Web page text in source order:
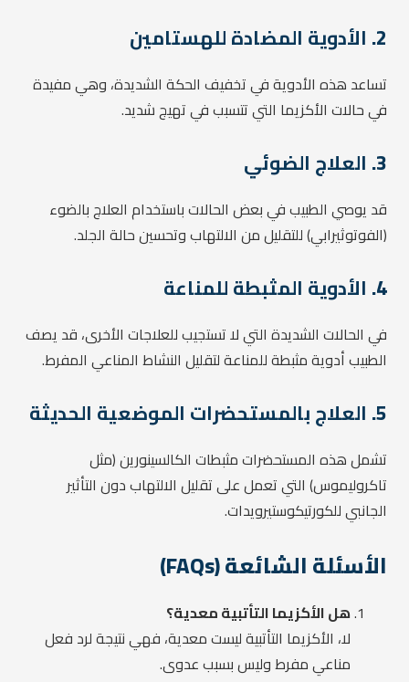
2. الأدوية المضادة للهستامين
تساعد هذه الأدوية في تخفيف الحكة الشديدة، وهي مفيدة
في حالات الأكزيما التي تتسبب في تهيج شديد.
3. العلاج الضوئي
قد يوصي الطبيب في بعض الحالات باستخدام العلاج بالضوء
(الفوتوثيرابي) للتقليل من الالتهاب وتحسين حالة الجلد.
4. الأدوية المثبطة للمناعة
في الحالات الشديدة التي لا تستجيب للعلاجات الأخرى، قد يصف
الطبيب أدوية مثبطة للمناعة لتقليل النشاط المناعي المفرط.
5. العلاج بالمستحضرات الموضعية الحديثة
تشمل هذه المستحضرات مثبطات الكالسينورين (مثل
تاكروليموس) التي تعمل على تقليل الالتهاب دون التأثير
الجانبي للكورتيكوستيرويدات.
الأسئلة الشائعة (FAQs)
هل الأكزيما التأتبية معدية؟
لا، الأكزيما التأتبية ليست معدية، فهي نتيجة لرد فعل
مناعي مفرط وليس بسبب عدوى.